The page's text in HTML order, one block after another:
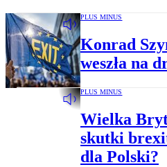
PLUS MINUS
Konrad
weszła na
PLUS MINUS
Wielka
skutki
dla Polski?